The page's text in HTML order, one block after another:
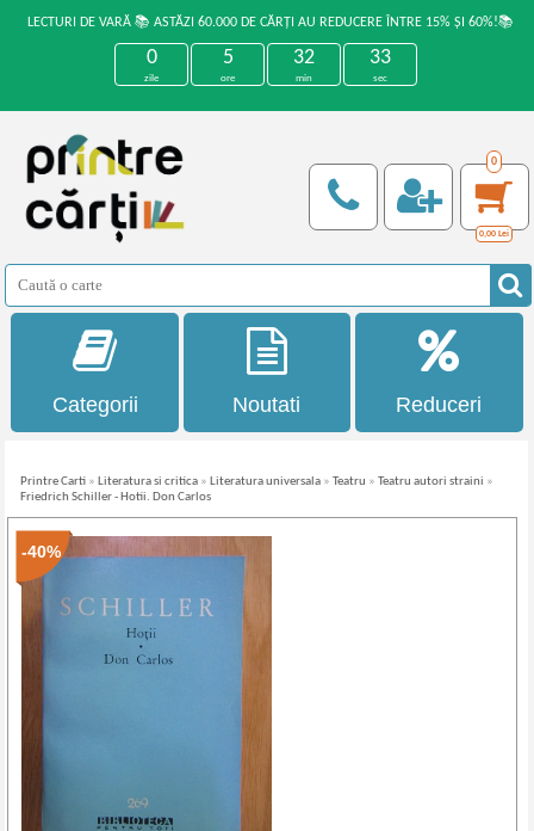
LECTURI DE VARĂ 📚 ASTĂZI 60.000 DE CĂRȚI AU REDUCERE ÎNTRE 15% ȘI 60%!📚
0
zile
5
ore
32
min
33
sec
0
0,00 Lei
Categorii Noutati Reduceri
Printre Carti » Literatura si critica » Literatura universala »Teatru »Teatru autori straini »
Friedrich Schiller - Hotii. Don Carlos
-40%